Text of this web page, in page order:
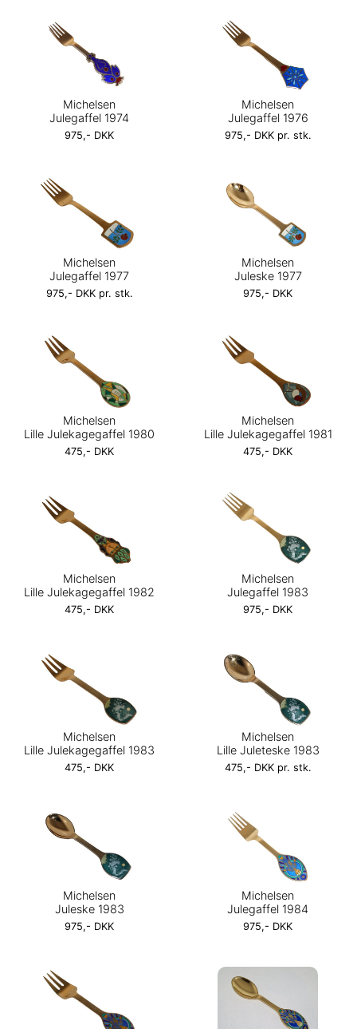
Michelsen
Julegaffel 1974
975,- DKK
Michelsen
Julegaffel 1976
975,- DKK pr. stk.
Michelsen
Julegaffel 1977
975,- DKK pr. stk.
Michelsen
Juleske 1977
975,- DKK
Michelsen
Lille Julekagegaffel 1980
475,- DKK
Michelsen
Lille Julekagegaffel 1981
475,- DKK
Michelsen
Lille Julekagegaffel 1982
475,- DKK
Michelsen
Julegaffel 1983
975,- DKK
Michelsen
Lille Julekagegaffel 1983
475,- DKK
Michelsen
Lille Juleteske 1983
475,- DKK pr. stk.
Michelsen
Juleske 1983
975,- DKK
Michelsen
Julegaffel 1984
975,- DKK